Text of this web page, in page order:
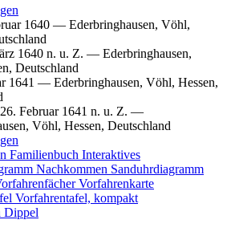
1640 — Ederbringhausen, Vöhl,
1640 n. u. Z. — Ederbringhausen,
Deutschland
1641 — Ederbringhausen, Vöhl, Hessen,
26. Februar 1641 n. u. Z. —
Vöhl, Hessen, Deutschland
Familienbuch Interaktives
Nachkommen Sanduhrdiagramm
Vorfahrenkarte
Vorfahrentafel, kompakt
Dippel